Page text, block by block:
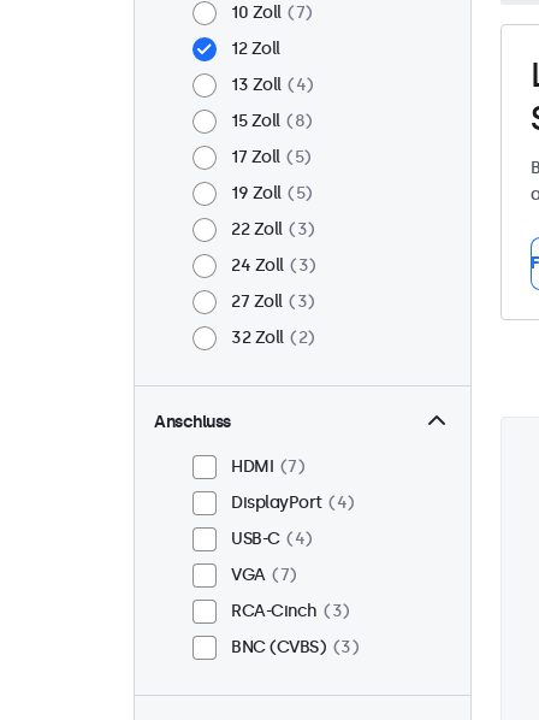
10 Zoll
7
12 Zoll
13 Zoll
4
15 Zoll
8
17 Zoll
5
19 Zoll
5
22 Zoll
3
24 Zoll
3
27 Zoll
3
32 Zoll
2
Anschluss
HDMI
7
DisplayPort
4
USB-C
4
VGA
7
RCA-Cinch
3
BNC (CVBS)
3